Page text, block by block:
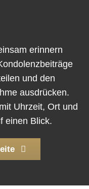
erinnern
und den
ausdrücken.
Uhrzeit, Ort und
einen Blick.